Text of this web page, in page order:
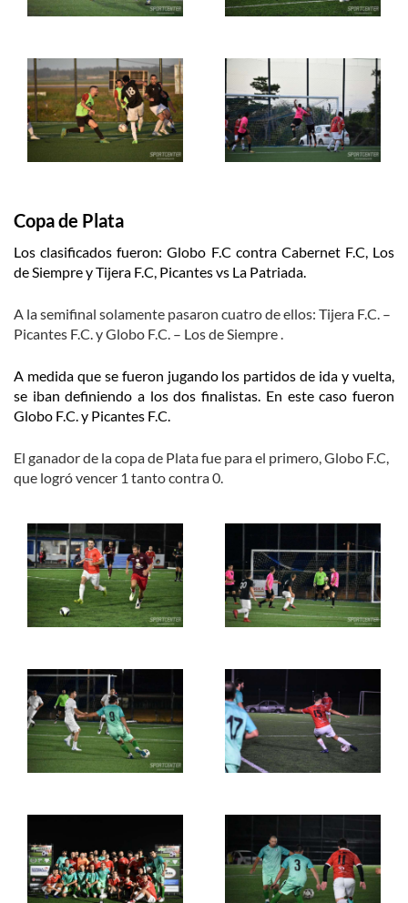
Copa de Plata
Los clasificados fueron: Globo F.C contra Cabernet F.C, Los
de Siempre y Tijera F.C, Picantes vs La Patriada.
A la semifinal solamente pasaron cuatro de ellos: Tijera F.C. –
Picantes F.C. y Globo F.C. – Los de Siempre .
A medida que se fueron jugando los partidos de ida y vuelta,
se iban definiendo a los dos finalistas. En este caso fueron
Globo F.C. y Picantes F.C.
El ganador de la copa de Plata fue para el primero, Globo F.C,
que logró vencer 1 tanto contra 0.